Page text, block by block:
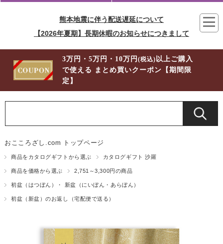
熊本地震に伴う配送遅延について
【2026年夏期】長期休暇のお知らせにつきまして
3万円・5万円・10万円(税込) 以上ご購入
で使える まとめ買いクーポン【期間限
定】
おこころざし.com トップページ
商品をカタログギフトから選ぶ カタログギフト 沙羅
商品を価格から選ぶ 2,751～3,300円の商品
初盆（はつぼん）・ 新盆（にいぼん・あらぼん）
初盆（新盆）のお返し（宅配便で送る）